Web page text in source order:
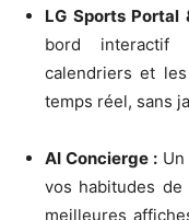
LG Sports Portal
bord interactif
calendriers et
temps réel, sans
AI Concierge :
vos habitudes
meilleures